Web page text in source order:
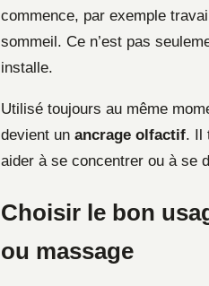
commence, par exemple
sommeil. Ce n’est pas
installe.
Utilisé toujours au même
devient un ancrage olfactif. Il
aider à se concentrer ou à se
Choisir le bon
ou massage